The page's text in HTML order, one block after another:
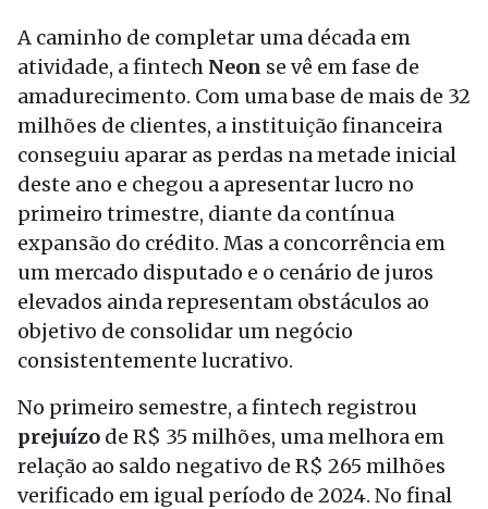
A caminho de completar uma década em
atividade, a fintech Neon se vê em fase de
amadurecimento. Com uma base de mais de 32
milhões de clientes, a instituição financeira
conseguiu aparar as perdas na metade inicial
deste ano e chegou a apresentar lucro no
primeiro trimestre, diante da contínua
expansão do crédito. Mas a concorrência em
um mercado disputado e o cenário de juros
elevados ainda representam obstáculos ao
objetivo de consolidar um negócio
consistentemente lucrativo.
No primeiro semestre, a fintech registrou
prejuízo de R$ 35 milhões, uma melhora em
relação ao saldo negativo de R$ 265 milhões
verificado em igual período de 2024. No final